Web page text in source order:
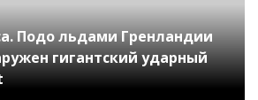
Подо льдами Гренландии
гигантский ударный